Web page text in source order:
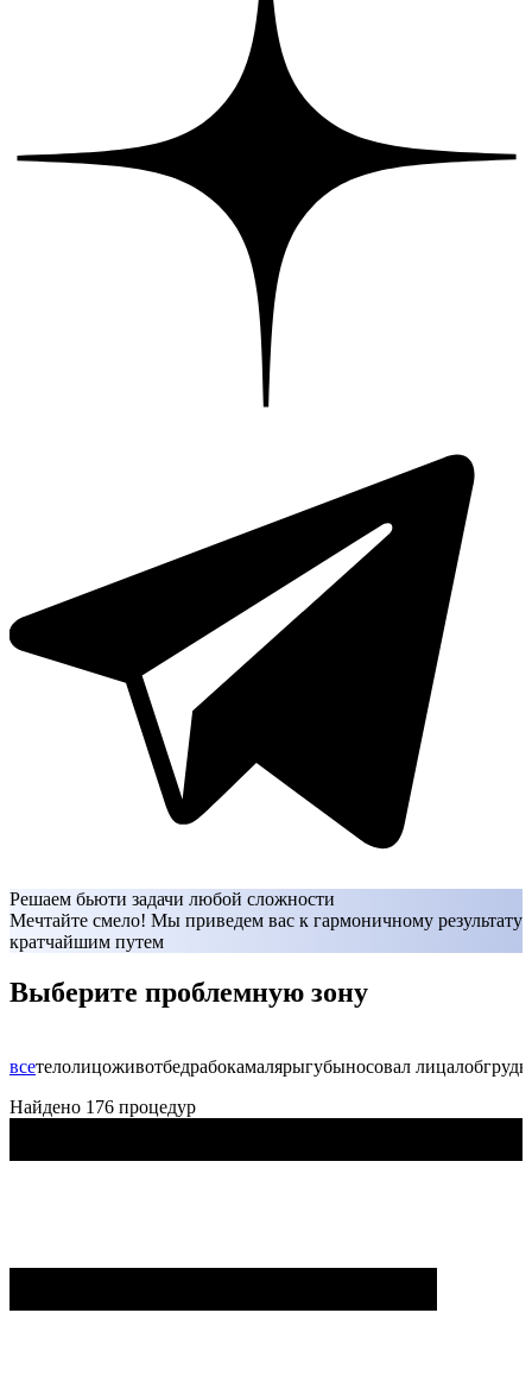
Решаем бьюти задачи любой сложности
Мечтайте смело! Мы приведем вас к гармоничному результату
кратчайшим путем
Выберите проблемную зону
всетелолицоживотбедрабокамалярыгубыносовал лицалобгрудь
Найдено 176 процедур